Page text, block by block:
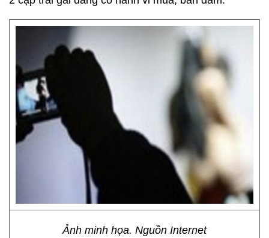
Ảnh minh họa. Nguồn Internet